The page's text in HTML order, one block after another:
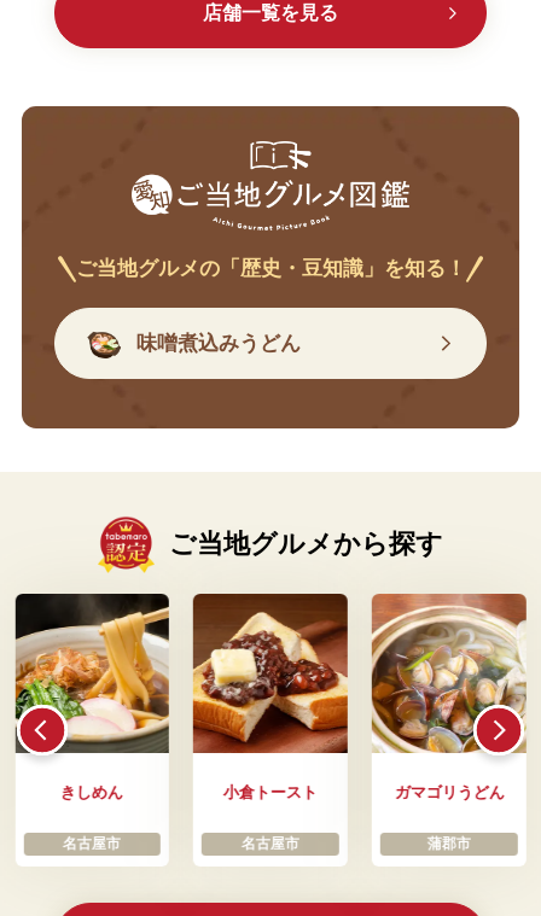
店舗一覧を見る
ご当地グルメの「歴史・豆知識」を知る！
味噌煮込みうどん
ご当地グルメから探す
きしめん
名古屋市
小倉トースト
名古屋市
ガマゴリうどん
蒲郡市